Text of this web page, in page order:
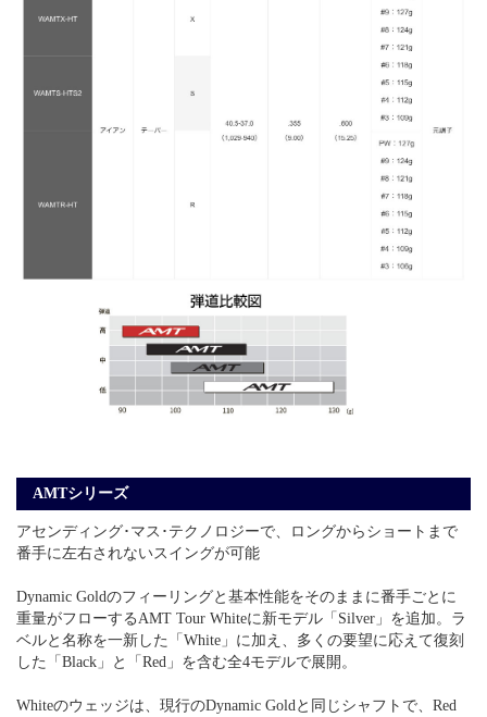
AMTシリーズ
アセンディング･マス･テクノロジーで、ロングからショートまで
番手に左右されないスイングが可能
Dynamic Goldのフィーリングと基本性能をそのままに番手ごとに
重量がフローするAMT Tour Whiteに新モデル「Silver」を追加。ラ
ベルと名称を一新した「White」に加え、多くの要望に応えて復刻
した「Black」と「Red」を含む全4モデルで展開。
Whiteのウェッジは、現行のDynamic Goldと同じシャフトで、Red